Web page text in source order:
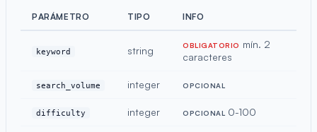
PARÁMETRO TIPO INFO
keyword string OBLIGATORIO mín. 2
caracteres
search_volume integer OPCIONAL
difficulty integer OPCIONAL 0-100